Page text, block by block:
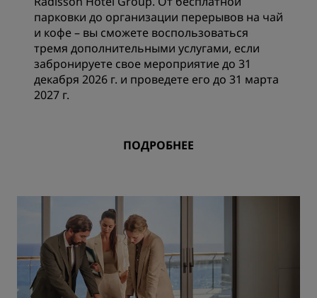
парковки до организации перерывов на чай
и кофе – вы сможете воспользоваться
тремя дополнительными услугами, если
забронируете свое мероприятие до 31
декабря 2026 г. и проведете его до 31 марта
2027 г.
ПОДРОБНЕЕ